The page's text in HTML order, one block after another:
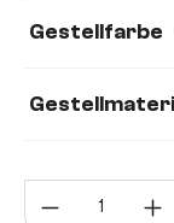
Plüsch
Webstoff Soft
Gestellfarbe
Holz